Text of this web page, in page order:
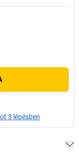
3 lépésben